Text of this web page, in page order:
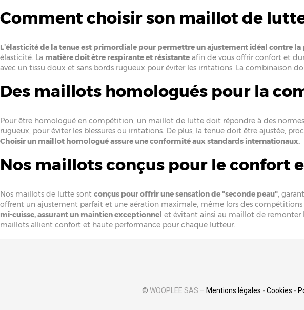
Comment choisir son maillot de
L’élasticité de la tenue est primordiale pour permettre un ajustement idéal contre la
élasticité. La matière doit être respirante et résistante afin de vous offrir confort et
avec un tissu doux et sans bords rugueux pour éviter les irritations. La combinaison
Des maillots homologués pour la
Pour être homologué en compétition, un maillot de lutte doit répondre à des
rugueux, pour éviter les blessures ou irritations. De plus, la tenue doit être ajustée,
Choisir un maillot homologué assure une conformité aux standards internationaux.
Nos maillots conçus pour le confort
Nos maillots de lutte sont conçus pour offrir une sensation de "seconde peau",
offrent un ajustement parfait et une aération maximale, même lors des
mi-cuisse, assurant un maintien exceptionnel et évitant ainsi au maillot de remonter
maillots allient confort et haute performance pour chaque lutteur.
© WOOPLEE SAS – Mentions légales - Cookies -